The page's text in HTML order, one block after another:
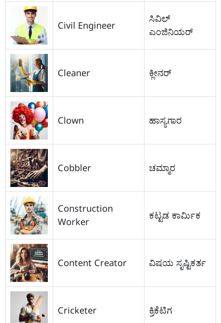
Civil Engineer
ಸಿವಿಲ್
ಎಂಜಿನಿಯರ್
Cleaner ಕ್ಲೀನರ್
Clown ಹಾಸ್ಯಗಾರ
Cobbler ಚಮ್ಮಾರ
Construction
Worker
ಕಟ್ಟಡ ಕಾರ್ಮಿಕ
Content Creator ವಿಷಯ ಸೃಷ್ಟಿಕರ್ತ
Cricketer ಕ್ರಿಕೆಟಿಗ